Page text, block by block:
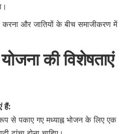
और जातियों के बीच समाजीकरण में
की विशेषताएं
हैं:
से पकाए गए मध्याह्न भोजन के लिए एक